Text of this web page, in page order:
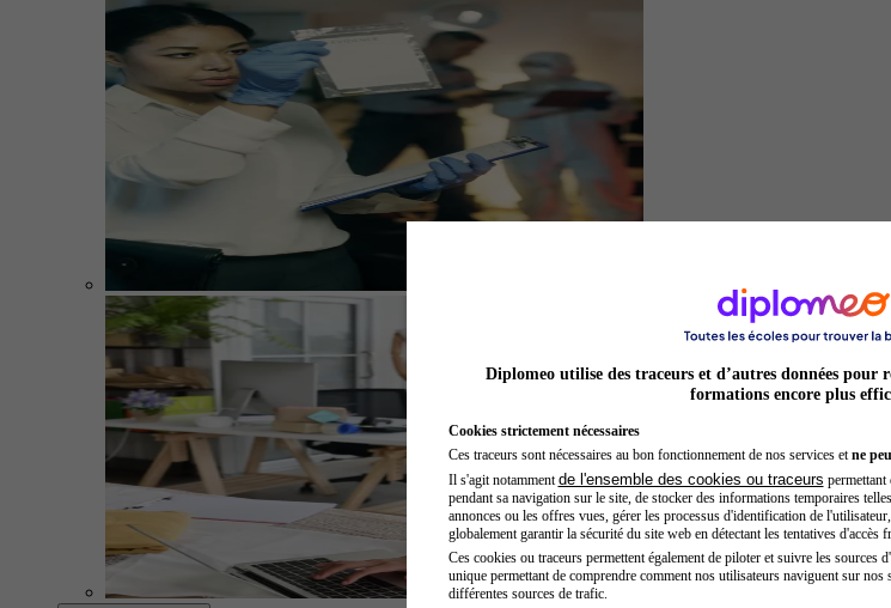
Inspecteur de police
Diplomeo utilise des traceurs et d’autres données pour
formations encore plus
Cookies strictement nécessaires
Ces traceurs sont nécessaires au bon fonctionnement de nos services et ne
Il s'agit notamment de l'ensemble des cookies ou traceurs
pendant sa navigation sur le site, de stocker des informations temporaires
annonces ou les offres vues, gérer les processus d'identification de
globalement garantir la sécurité du site web en détectant les tentatives d'accès
Ces cookies ou traceurs permettent également de piloter et suivre les sources
unique permettant de comprendre comment nos utilisateurs naviguent sur
différentes sources de trafic.